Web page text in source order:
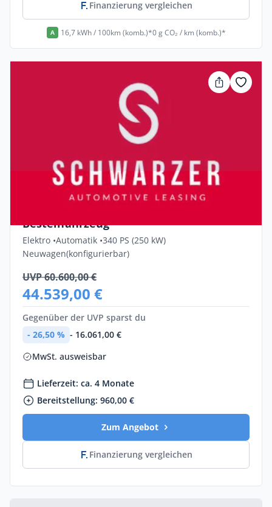
Finanzierung vergleichen
A 16,7 kWh / 100km (komb.)*0 g CO₂ / km (komb.)*
Privat & Gewerbe
Bestellfahrzeug
Elektro •Automatik •340 PS (250 kW)
Neuwagen(konfigurierbar)
UVP 60.600,00 €
44.539,00 €
Gegenüber der UVP sparst du
- 26,50 % - 16.061,00 €
MwSt. ausweisbar
Lieferzeit: ca. 4 Monate
Bereitstellung: 960,00 €
Zum Angebot
Finanzierung vergleichen